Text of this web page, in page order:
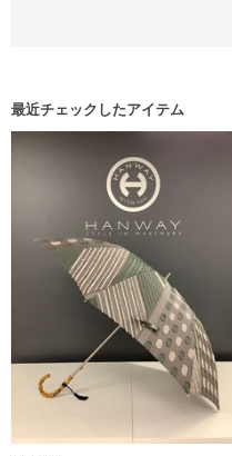
最近チェックしたアイテム